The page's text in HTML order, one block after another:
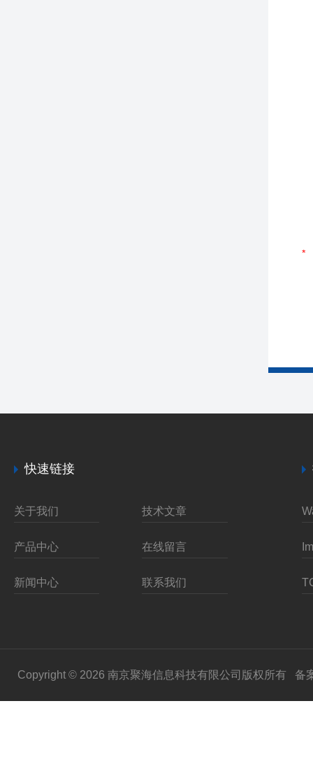
快速链接
关于我们 技术文章
产品中心 在线留言
新闻中心 联系我们
Copyright © 2026 南京聚海信息科技有限公司版权所有 备